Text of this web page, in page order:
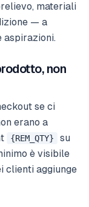
materiali
— a
aspirazioni.
non
se ci
erano a
{REM_QTY}
su
è visibile
clienti aggiunge